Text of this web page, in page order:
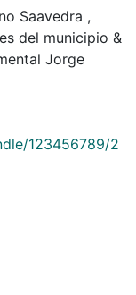
Saavedra ,
del municipio &
Jorge
123456789/2